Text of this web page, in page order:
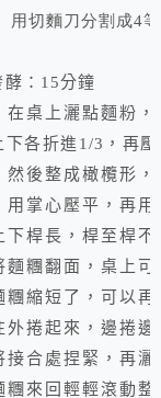
用切麵刀分割成4
： 15分鐘
在桌上灑點麵粉
下各折進1/3，再
然後整成橄欖形
用掌心壓平，再用
下桿長 ，桿至桿
麵糰翻面，桌上
糰縮短了，可以
外捲起來，邊捲
接合處捏緊，再
糰來回輕輕滾動